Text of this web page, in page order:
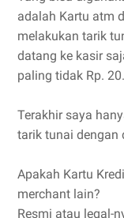
adalah Kartu atm
melakukan tarik
datang ke kasir
paling tidak Rp.
Terakhir saya
tarik tunai dengan
Apakah Kartu
merchant lain?
Resmi atau legal-